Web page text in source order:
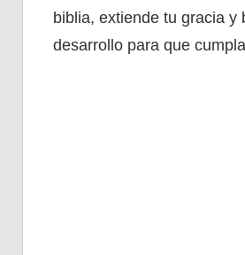
biblia, extiende tu gracia y
desarrollo para que